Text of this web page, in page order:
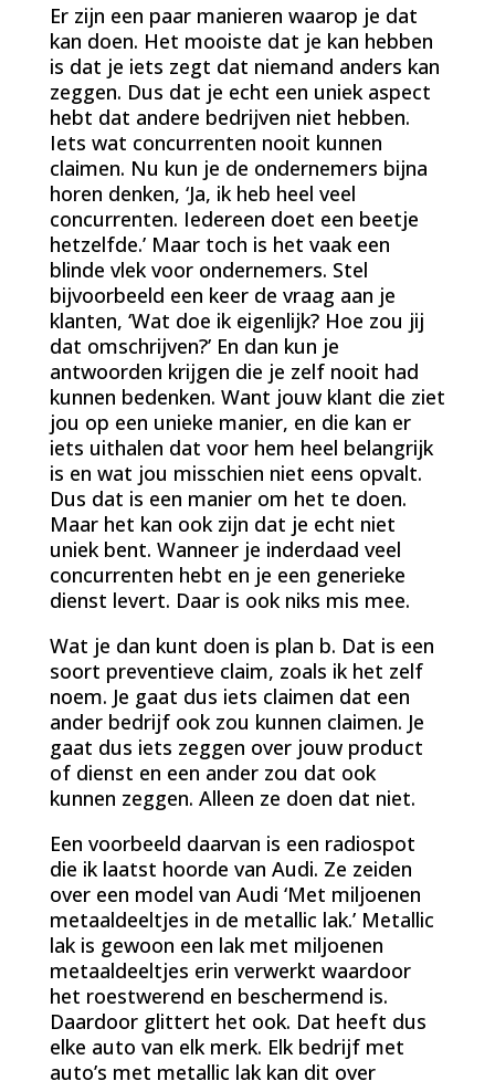
Er zijn een paar manieren waarop je dat
kan doen. Het mooiste dat je kan hebben
is dat je iets zegt dat niemand anders kan
zeggen. Dus dat je echt een uniek aspect
hebt dat andere bedrijven niet hebben.
Iets wat concurrenten nooit kunnen
claimen. Nu kun je de ondernemers bijna
horen denken, ‘Ja, ik heb heel veel
concurrenten. Iedereen doet een beetje
hetzelfde.’ Maar toch is het vaak een
blinde vlek voor ondernemers. Stel
bijvoorbeeld een keer de vraag aan je
klanten, ‘Wat doe ik eigenlijk? Hoe zou jij
dat omschrijven?’ En dan kun je
antwoorden krijgen die je zelf nooit had
kunnen bedenken. Want jouw klant die ziet
jou op een unieke manier, en die kan er
iets uithalen dat voor hem heel belangrijk
is en wat jou misschien niet eens opvalt.
Dus dat is een manier om het te doen.
Maar het kan ook zijn dat je echt niet
uniek bent. Wanneer je inderdaad veel
concurrenten hebt en je een generieke
dienst levert. Daar is ook niks mis mee.
Wat je dan kunt doen is plan b. Dat is een
soort preventieve claim, zoals ik het zelf
noem. Je gaat dus iets claimen dat een
ander bedrijf ook zou kunnen claimen. Je
gaat dus iets zeggen over jouw product
of dienst en een ander zou dat ook
kunnen zeggen. Alleen ze doen dat niet.
Een voorbeeld daarvan is een radiospot
die ik laatst hoorde van Audi. Ze zeiden
over een model van Audi ‘Met miljoenen
metaaldeeltjes in de metallic lak.’ Metallic
lak is gewoon een lak met miljoenen
metaaldeeltjes erin verwerkt waardoor
het roestwerend en beschermend is.
Daardoor glittert het ook. Dat heeft dus
elke auto van elk merk. Elk bedrijf met
auto’s met metallic lak kan dit over